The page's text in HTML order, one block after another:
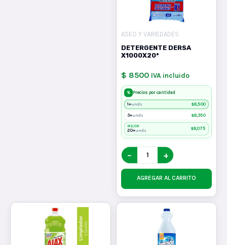
ASEO Y VARIEDADES
DETERGENTE DERSA
X1000X20*
$ 8500 IVA incluido
% Precios por cantidad
1+unds $8,500
3+unds $8,350
MEJOR
20+unds $8,075
− +
AGREGAR AL CARRITO